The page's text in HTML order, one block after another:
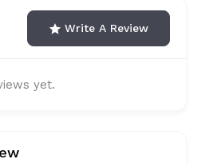
Write A Review
yet.